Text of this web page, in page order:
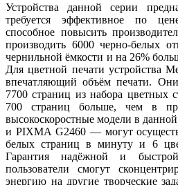
Устройства данной серии
требуется эффективное по
способное повысить
производить 6000 черно-белых
чернильной ёмкости и на 26%
Для цветной печати устройства
впечатляющий объём печати.
7700 страниц из набора цветных
700 страниц больше, чем в
высокоскоростные модели в
и PIXMA G2460 — могут
белых страниц в минуту и 6
Гарантия надёжной и
пользователи смогут
энергию на другие творческие